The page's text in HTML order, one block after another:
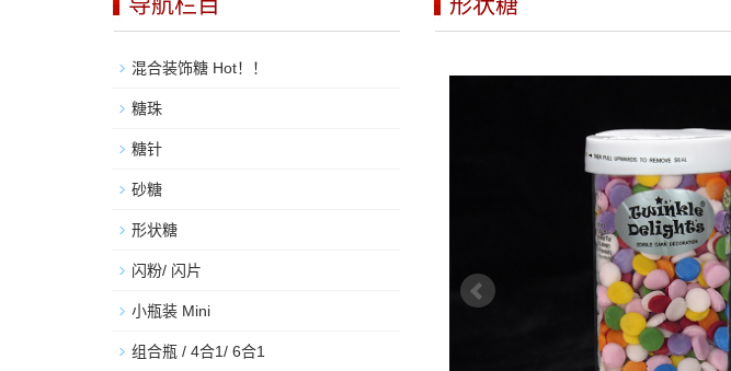
混合装饰糖 Hot！！
糖珠
糖针
砂糖
形状糖
闪粉/ 闪片
小瓶装 Mini
组合瓶 / 4合1/ 6合1